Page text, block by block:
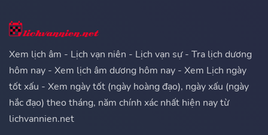
Xem lịch âm - Lịch vạn niên - Lịch vạn sự - Tra lịch dương
hôm nay - Xem lịch âm dương hôm nay - Xem Lịch ngày
tốt xấu - Xem ngày tốt (ngày hoàng đạo), ngày xấu (ngày
hắc đạo) theo tháng, năm chính xác nhất hiện nay từ
lichvannien.net